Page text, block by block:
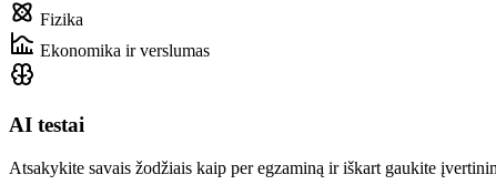
Fizika
Ekonomika ir verslumas
AI testai
Atsakykite savais žodžiais kaip per egzaminą ir iškart gaukite